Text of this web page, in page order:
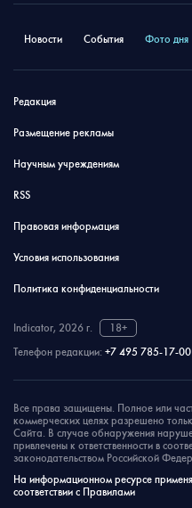
Новости События Фото дня
Редакция
Размещение рекламы
Научным учреждениям
RSS
Правовая информация
Условия использования
Политика конфиденциальности
Indicator, 2026 г.
18+
Телефон редакции: +7 495 785-17-00
Все права защищены. Полное или
коммерческих целях разрешено
Сайта. В случае обнаружения
привлечены к ответственности в
законодательством Российской
На информационном ресурсе
соответствии с Правилами